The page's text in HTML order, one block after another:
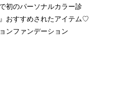
初のパーソナルカラー診
おすすめされたアイテム♡
ンファンデーション